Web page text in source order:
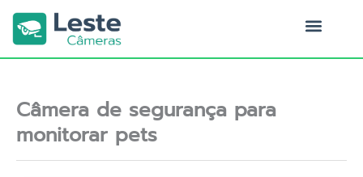
para
conteúdo
Câmera de segurança para
monitorar pets